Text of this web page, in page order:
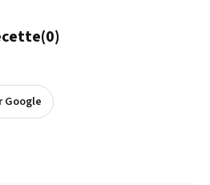
(0)
Google